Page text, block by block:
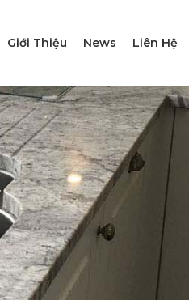
Giới Thiệu News Liên Hệ